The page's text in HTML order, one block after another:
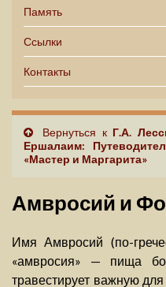
Память
Ссылки
Контакты
Вернуться к Г.А.
Ершалаим:
«Мастер и Маргарита»
Амвросий и
Имя Амвросий (по-
«амвросия» — пища
травестирует важную